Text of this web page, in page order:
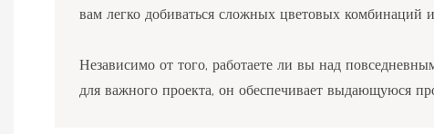
вам легко добиваться сложных цветовых комбинаций
Независимо от того, работаете ли вы над
для важного проекта, он обеспечивает выдающуюся